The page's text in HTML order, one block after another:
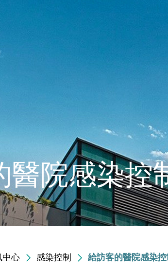
醫院感染控
中心 感染控制 給訪客的醫院感染控